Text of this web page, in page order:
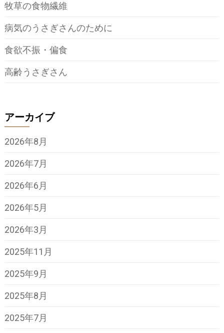
牧草の食物繊維
病気のうさぎさんのために
食欲不振・偏食
高齢うさぎさん
アーカイブ
2026年8月
2026年7月
2026年6月
2026年5月
2026年3月
2025年11月
2025年9月
2025年8月
2025年7月